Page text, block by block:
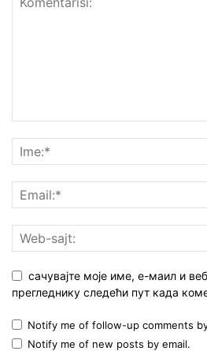
сачувајте моје име, е-маил и
прегледнику следећи пут када
Notify me of follow-up comments
Notify me of new posts by email.